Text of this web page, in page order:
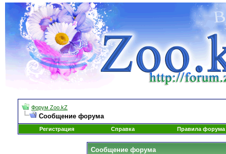
Форум Zoo.kZ
Сообщение форума
Регистрация Справка Правила форума
Сообщение форума